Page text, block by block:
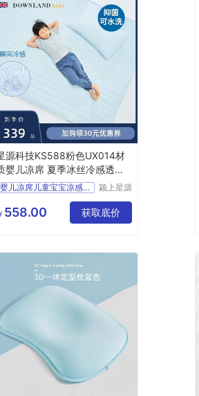
源科技KS588粉色UX014材
婴儿凉席 夏季冰丝冷感透气
儿园垫
婴儿凉席儿童宝宝凉感垫冷
颍上星源
有限公司
558.00 获取底价